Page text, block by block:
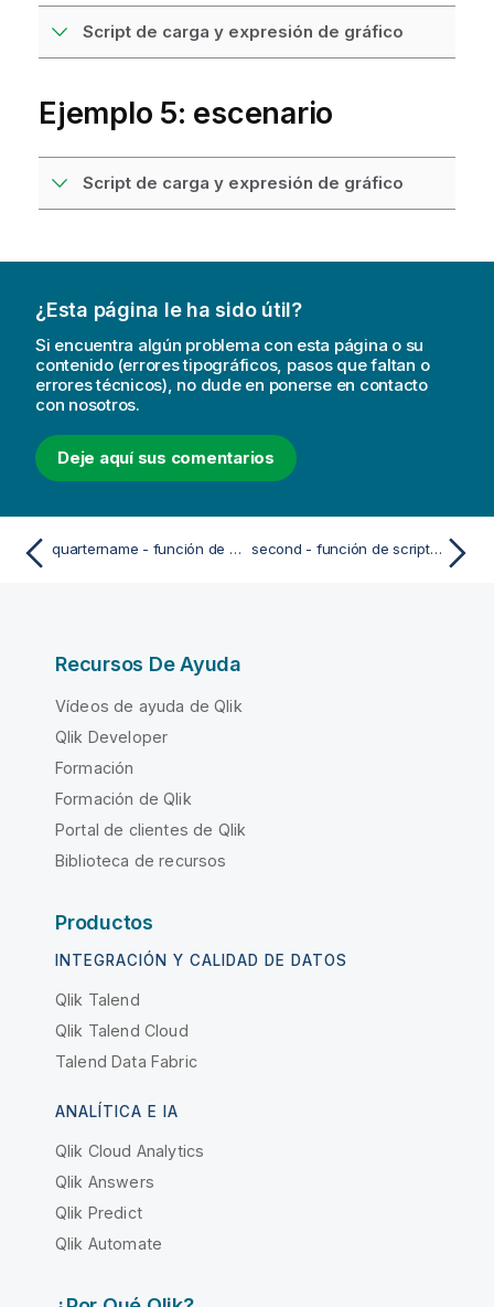
Script de carga y expresión de gráfico
Ejemplo 5: escenario
Script de carga y expresión de gráfico
¿Esta página le ha sido útil?
Si encuentra algún problema con esta página o su
contenido (errores tipográficos, pasos que faltan o
errores técnicos), no dude en ponerse en contacto
con nosotros.
Deje aquí sus comentarios
quartername - función de script y de gráfico second - función de script y de gráfico
Recursos De Ayuda
Vídeos de ayuda de Qlik
Qlik Developer
Formación
Formación de Qlik
Portal de clientes de Qlik
Biblioteca de recursos
Productos
INTEGRACIÓN Y CALIDAD DE DATOS
Qlik Talend
Qlik Talend Cloud
Talend Data Fabric
ANALÍTICA E IA
Qlik Cloud Analytics
Qlik Answers
Qlik Predict
Qlik Automate